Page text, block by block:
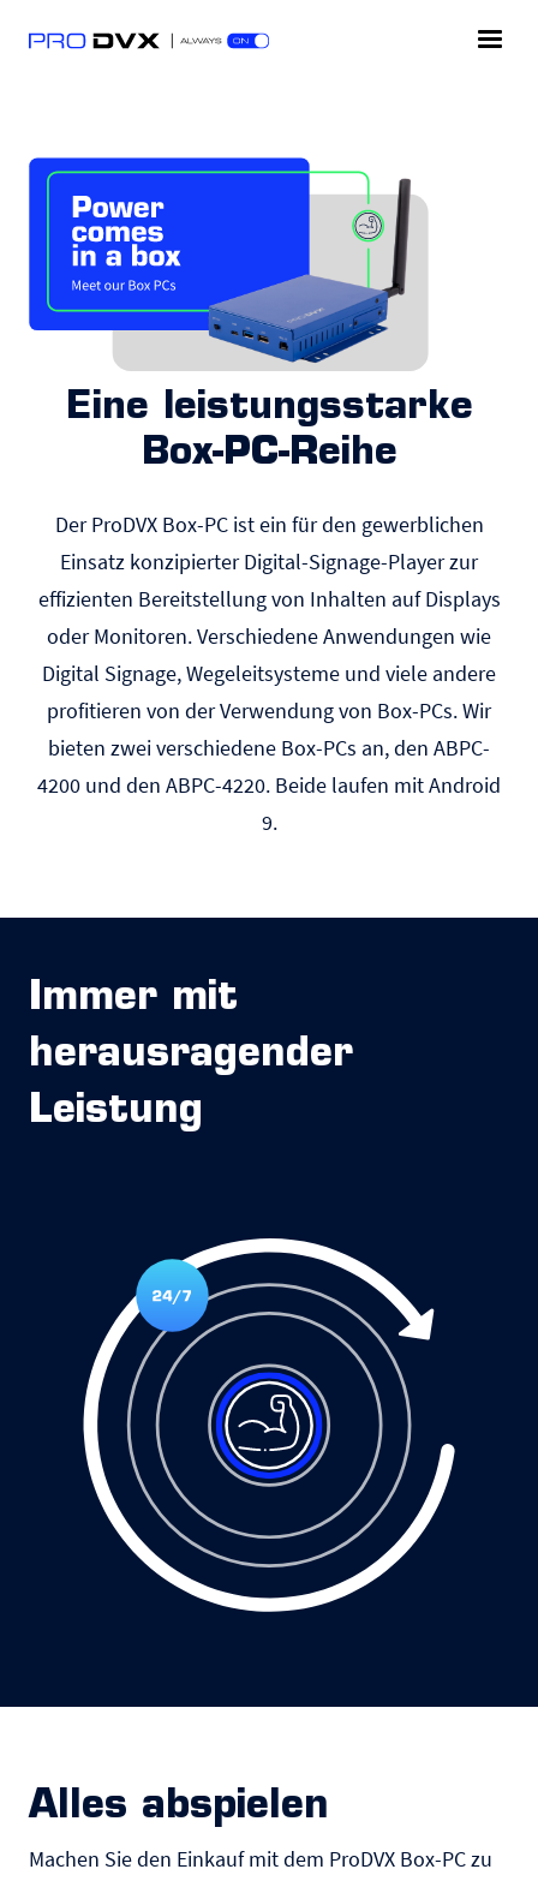
Eine leistungsstarke
Box-PC-Reihe
Der ProDVX Box-PC ist ein für den gewerblichen
Einsatz konzipierter Digital-Signage-Player zur
effizienten Bereitstellung von Inhalten auf Displays
oder Monitoren. Verschiedene Anwendungen wie
Digital Signage, Wegeleitsysteme und viele andere
profitieren von der Verwendung von Box-PCs. Wir
bieten zwei verschiedene Box-PCs an, den ABPC-
4200 und den ABPC-4220. Beide laufen mit Android
9.
Immer mit
herausragender
Leistung
Alles abspielen
Machen Sie den Einkauf mit dem ProDVX Box-PC zu